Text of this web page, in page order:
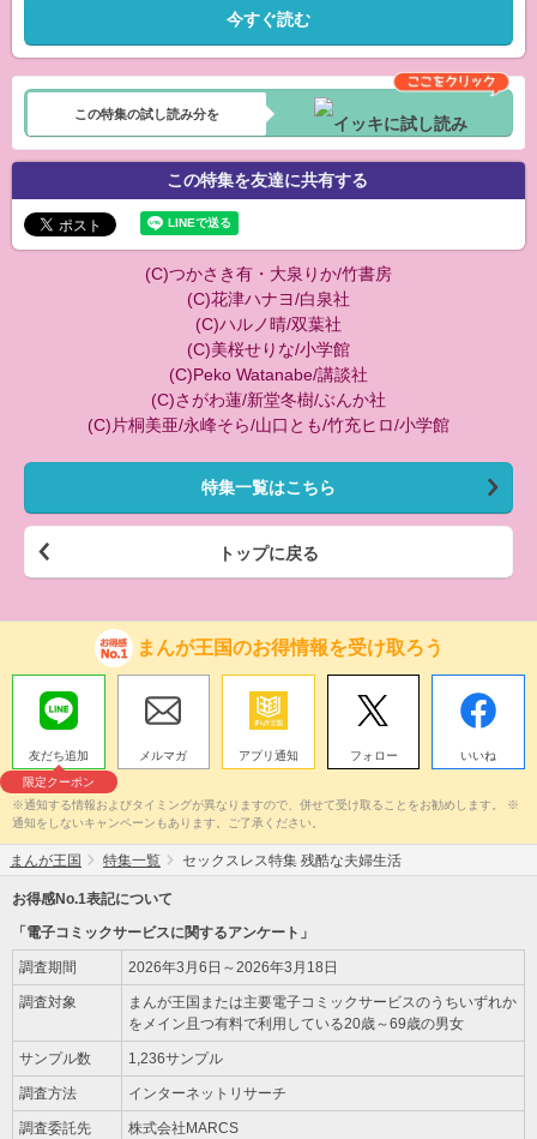
今すぐ読む
この特集の試し読み分を
この特集を友達に共有する
(C)つかさき有・大泉りか/竹書房
(C)花津ハナヨ/白泉社
(C)ハルノ晴/双葉社
(C)美桜せりな/小学館
(C)Peko Watanabe/講談社
(C)さがわ蓮/新堂冬樹/ぶんか社
(C)片桐美亜/永峰そら/山口とも/竹充ヒロ/小学館
特集一覧はこちら
トップに戻る
まんが王国のお得情報を受け取ろう
友だち追加
限定クーポン
メルマガ アプリ通知 フォロー いいね
※通知する情報およびタイミングが異なりますので、併せて受け取ることをお勧めします。 ※
通知をしないキャンペーンもあります。ご了承ください。
まんが王国 特集一覧 セックスレス特集 残酷な夫婦生活
お得感No.1表記について
「電子コミックサービスに関するアンケート」
調査期間 2026年3月6日～2026年3月18日
調査対象
まんが王国または主要電子コミックサービスのうちいずれか
をメイン且つ有料で利用している20歳～69歳の男女
サンプル数 1,236サンプル
調査方法 インターネットリサーチ
調査委託先 株式会社MARCS